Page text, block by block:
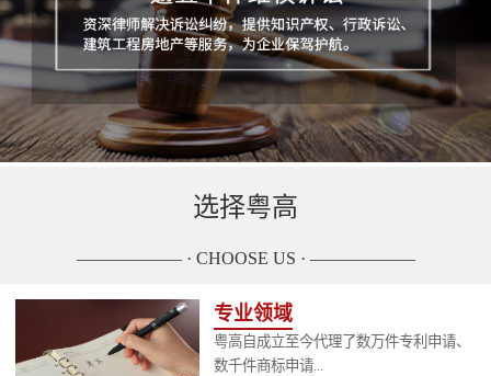
选择粤高
—————— · CHOOSE US · ——————
专业领域
粤高自成立至今代理了数万件专利申请、
数千件商标申请...